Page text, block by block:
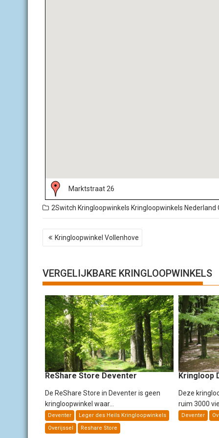
Marktstraat 26
2Switch Kringloopwinkels Kringloopwinkels Nederland
e
c
h
n
a
v
g
a
t
e
Kringloopwinkel Vollenhove
VERGELIJKBARE KRINGLOOPWINKELS
ReShare Store Deventer
De ReShare Store in Deventer is geen
kringloopwinkel waar...
Deventer
Leger des Heils Kringloopwinkels
Overijssel
Reshare Store
Kringloop
Deze
ruim 3000
Deventer